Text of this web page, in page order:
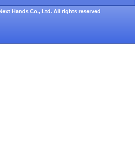
Hands Co., Ltd. All rights reserved